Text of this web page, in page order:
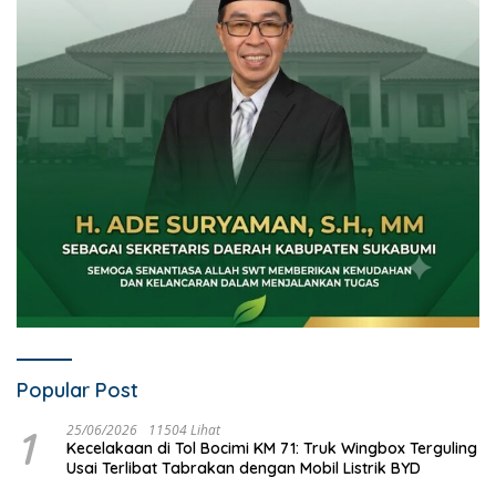
Popular Post
1 25/06/2026 11504 Lihat
Kecelakaan di Tol Bocimi KM 71: Truk Wingbox Terguling
Usai Terlibat Tabrakan dengan Mobil Listrik BYD